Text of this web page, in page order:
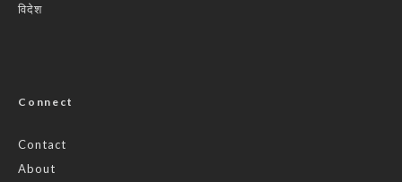
विदेश
Connect
Contact
About